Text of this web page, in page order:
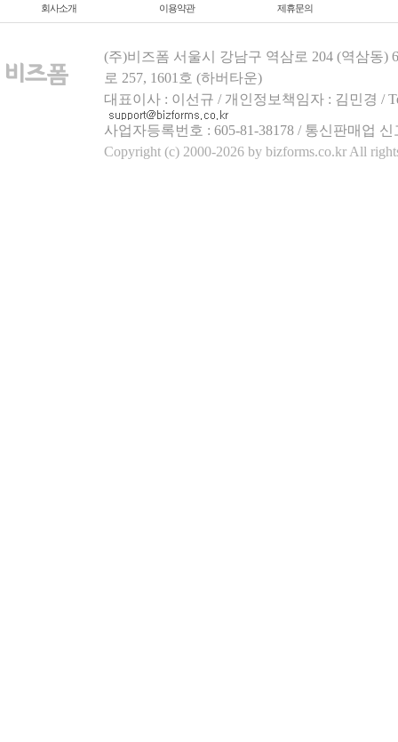
회사소개 이용약관 제휴문의
(주)비즈폼 서울시 강남구 역삼로 204 (역삼동)
로 257, 1601호 (하버타운)
대표이사 : 이선규 / 개인정보책임자 : 김민경 /
사업자등록번호 : 605-81-38178 / 통신판매업
Copyright (c) 2000-2026 by bizforms.co.kr All